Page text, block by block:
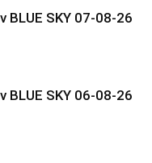
BLUE SKY 07-08-26
BLUE SKY 06-08-26